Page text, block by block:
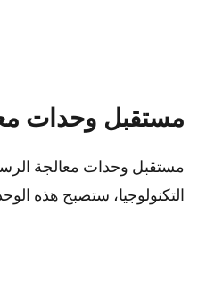
مستقبل وحدات
مستقبل وحدات معالجة
التكنولوجيا، ستصبح هذه